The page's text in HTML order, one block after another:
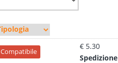
Compatibile
€ 5.30
Spedizione